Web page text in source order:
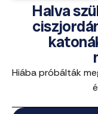
Halva
Hiába próbálták